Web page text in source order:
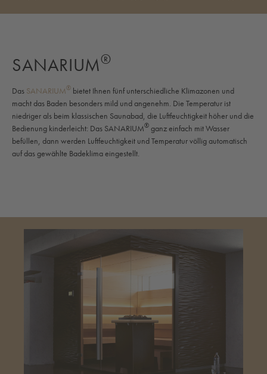
SANARIUM®
Das SANARIUM® bietet Ihnen fünf unterschiedliche Klimazonen und
macht das Baden besonders mild und angenehm. Die Temperatur ist
niedriger als beim klassischen Saunabad, die Luftfeuchtigkeit höher und die
Bedienung kinderleicht: Das SANARIUM® ganz einfach mit Wasser
befüllen, dann werden Luftfeuchtigkeit und Temperatur völlig automatisch
auf das gewählte Badeklima eingestellt.